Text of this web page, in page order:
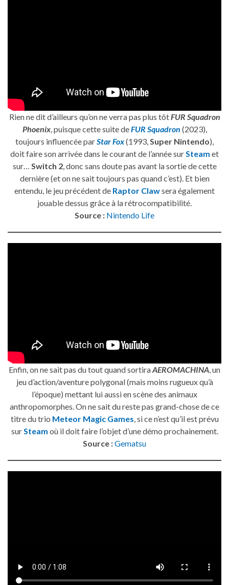
Rien ne dit d’ailleurs qu’on ne verra pas plus tôtFUR Squadron
Phoenix, puisque cette suite deFUR Squadron (2023),
toujours influencée parStar Fox(1993,Super Nintendo),
doit faire son arrivée dans le courant de l’année surSteam et
sur… Switch 2, donc sans doute pas avant la sortie de cette
dernière (et on ne sait toujours pas quand c’est). Et bien
entendu, le jeu précédent de Raptor Clawsera également
jouable dessus grâce à la rétrocompatibilité.
Source : Nintendo Life
Enfin, on ne sait pas du tout quand sortiraAEROMACHINA, un
jeu d’action/aventure polygonal (mais moins rugueux qu’à
l’époque) mettant lui aussi en scène des animaux
anthropomorphes. On ne sait du reste pas grand-chose de ce
titre du trio Meteor Magic Games, si ce n’est qu’il est prévu
surSteam où il doit faire l’objet d’une démo prochainement.
Source :Gematsu